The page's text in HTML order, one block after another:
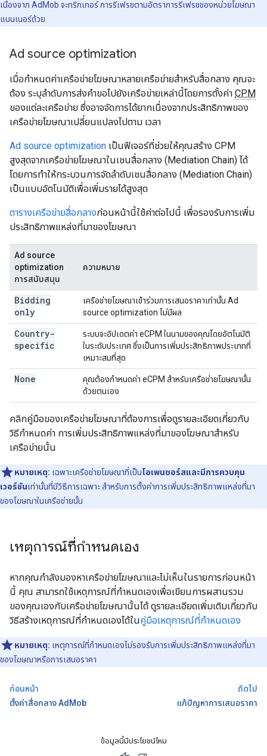
เนื่องจาก AdMob จะทริกเกอร์ การรีเฟรชตามอัตราการรีเฟรชของหน่วยโฆษณา
แบนเนอร์ด้วย
Ad source optimization
เมื่อกำหนดค่าเครือข่ายโฆษณาหลายเครือข่ายสำหรับสื่อกลาง คุณจะ
ต้อง ระบุลำดับการส่งคำขอไปยังเครือข่ายเหล่านี้โดยการตั้งค่า CPM
ของแต่ละเครือข่าย ซึ่งอาจจัดการได้ยากเนื่องจากประสิทธิภาพของ
เครือข่ายโฆษณาเปลี่ยนแปลงไปตาม เวลา
Ad source optimization เป็นฟีเจอร์ที่ช่วยให้คุณสร้าง CPM
สูงสุดจากเครือข่ายโฆษณาในเชนสื่อกลาง (Mediation Chain) ได้
โดยการทำให้กระบวนการจัดลำดับเชนสื่อกลาง (Mediation Chain)
เป็นแบบอัตโนมัติเพื่อเพิ่มรายได้สูงสุด
ตารางเครือข่ายสื่อกลางก่อนหน้านี้ใช้ค่าต่อไปนี้ เพื่อรองรับการเพิ่ม
ประสิทธิภาพแหล่งที่มาของโฆษณา
Ad source
optimization
การสนับสนุน
ความหมาย
Bidding
only
เครือข่ายโฆษณาเข้าร่วมการเสนอราคาเท่านั้น Ad
source optimization ไม่มีผล
Country-
specific
ระบบจะอัปเดตค่า eCPM ในนามของคุณโดยอัตโนมัติ
ในระดับประเทศ ซึ่งเป็นการเพิ่มประสิทธิภาพประเภทที่
เหมาะสมที่สุด
None
คุณต้องกำหนดค่า eCPM สำหรับเครือข่ายโฆษณานั้น
ด้วยตนเอง
คลิกคู่มือของเครือข่ายโฆษณาที่ต้องการเพื่อดูรายละเอียดเกี่ยวกับ
วิธีกำหนดค่า การเพิ่มประสิทธิภาพแหล่งที่มาของโฆษณาสำหรับ
เครือข่ายนั้น
หมายเหตุ: เฉพาะเครือข่ายโฆษณาที่เป็นโอเพนซอร์สและมีการควบคุม
เวอร์ชันเท่านั้นที่มีวิธีการเฉพาะ สําหรับการตั้งค่าการเพิ่มประสิทธิภาพแหล่งที่มา
ของโฆษณาในเครือข่ายนั้น
เหตุการณ์ที่กำหนดเอง
หากคุณกำลังมองหาเครือข่ายโฆษณาและไม่เห็นในรายการก่อนหน้า
นี้ คุณ สามารถใช้เหตุการณ์ที่กำหนดเองเพื่อเขียนการผสานรวม
ของคุณเองกับเครือข่ายโฆษณานั้นได้ ดูรายละเอียดเพิ่มเติมเกี่ยวกับ
วิธีสร้างเหตุการณ์ที่กำหนดเองได้ในคู่มือเหตุการณ์ที่กำหนดเอง
หมายเหตุ: เหตุการณ์ที่กำหนดเองไม่รองรับการเพิ่มประสิทธิภาพแหล่งที่มา
ของโฆษณาหรือการเสนอราคา
ก่อนหน้า
ตั้งค่าสื่อกลาง AdMob
ถัดไป
แก้ปัญหาการเสนอราคา
ข้อมูลนี้มีประโยชน์ไหม